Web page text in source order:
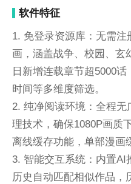
软件特征
1. 免登录资源库：无需
画，涵盖战争、校园、玄
日新增连载章节超5000
时间等多维度筛选。
2. 纯净阅读环境：全程
理技术，确保1080P画质
离线缓存功能，单部漫画
3. 智能交互系统：内置AI
历史自动匹配相似作品，